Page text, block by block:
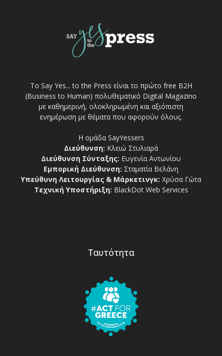
Το Say Yes... to the Press είναι το πρώτο free Β2Η
(Business to Human) πολυθεματικό Digital Magazino
με καθημερινή, ολοκληρωμένη και αξιόπιστη
ενημέρωση με θέματα που αφορούν όλους.
Η ομάδα SayYessers
Διεύθυνση: Κλειώ Στυλιαρά
Διεύθυνση Σύνταξης: Ευγενία Αντωνίου
Εμπορική Διεύθυνση: Σταματία Βελάνη
Υπεύθυνη Λειτουργίας & Μάρκετινγκ: Χρύσα Γώτα
Τεχνική Υποστήριξη: BlackDot Web Services
Ταυτότητα